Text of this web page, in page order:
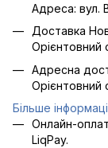
Адреса: вул.
Доставка
Орієнтовний
Адресна
Орієнтовний
Більше
Онлайн-
LiqPay.